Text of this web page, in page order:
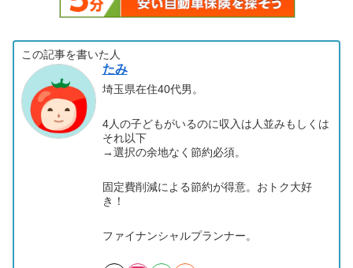
この記事を書いた人
たみ
埼玉県在住40代男。
4人の子どもがいるのに収入は人並みもしくは
それ以下
→選択の余地なく節約必須。
固定費削減による節約が得意。おトク大好
き！
ファイナンシャルプランナー。